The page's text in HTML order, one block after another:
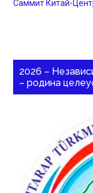
Саммит Китай-
2026 –
– родина